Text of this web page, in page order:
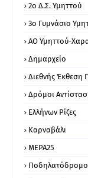
2ο Δ.Σ. Υμηττού
3ο Γυμνάσιο
ΑΟ Υμηττού-
Δημαρχείο
Διεθνής Έκθεση
Δρόμοι
Ελλήνων Ρίζες
Καρναβάλι
ΜΕΡΑ25